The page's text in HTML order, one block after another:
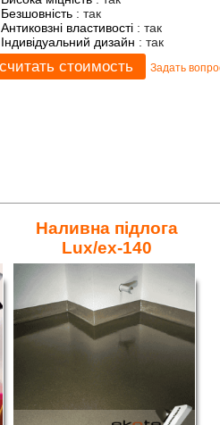
Безшовність :так
Антиковзні властивості :так
Індивідуальний дизайн :так
Задать
Наливна підлога
Lux/ex-140